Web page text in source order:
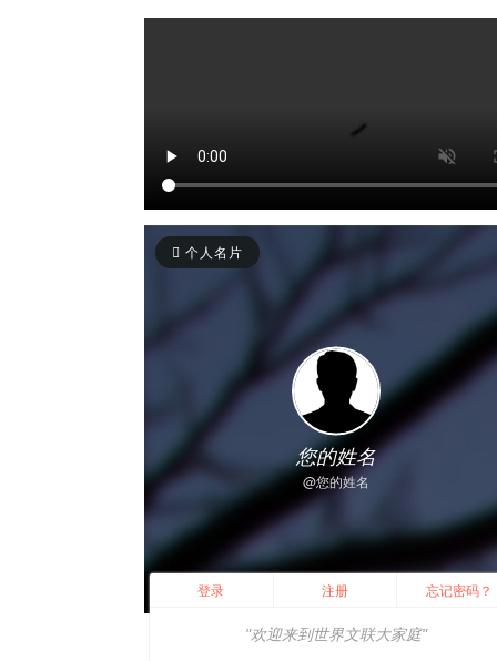
个人名片
您的姓名
@您的姓名
登录 注册 忘记密码？
"欢迎来到世界文联大家庭"